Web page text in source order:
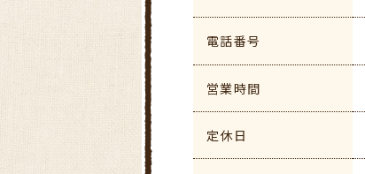
電話番号
営業時間
定休日